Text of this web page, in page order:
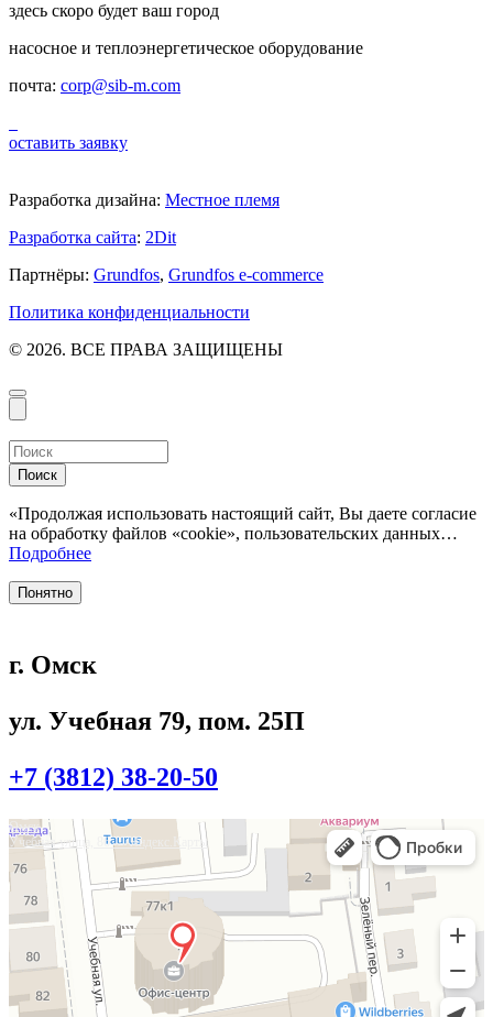
здесь скоро будет ваш город
насосное и теплоэнергетическое оборудование
почта: corp@sib-m.com
оставить заявку
Разработка дизайна: Местное племя
Разработка сайта: 2Dit
Партнёры: Grundfos, Grundfos e-commerce
Политика конфиденциальности
© 2026. ВСЕ ПРАВА ЗАЩИЩЕНЫ
Поиск
«Продолжая использовать настоящий сайт, Вы даете согласие
на обработку файлов «cookie», пользовательских данных…
Подробнее
Понятно
г. Омск
ул. Учебная 79, пом. 25П
+7 (3812) 38-20-50
Омск
Учебная улица, 86 — Яндекс.Карты